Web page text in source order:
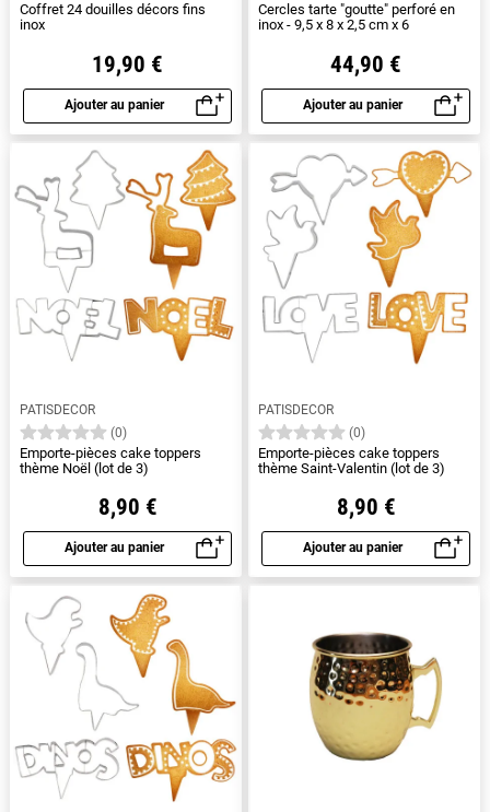
Coffret 24 douilles décors fins
inox
19,90 €
Ajouter au panier
Aperçu rapide
Cercles tarte "goutte" perforé en
inox - 9,5 x 8 x 2,5 cm x 6
44,90 €
Ajouter au panier
Aperçu rapide
PATISDECOR
(0)
Emporte-pièces cake toppers
thème Noël (lot de 3)
8,90 €
Ajouter au panier
Aperçu rapide
PATISDECOR
(0)
Emporte-pièces cake toppers
thème Saint-Valentin (lot de 3)
8,90 €
Ajouter au panier
Aperçu rapide